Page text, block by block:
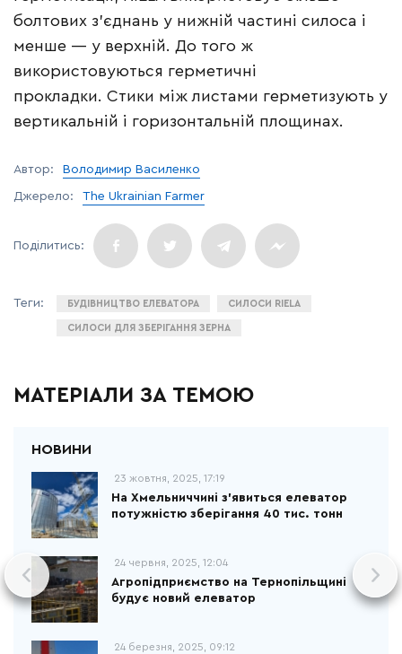
болтових з’єднань у нижній частині силоса і
менше — у верхній. До того ж
використовуються герметичні
прокладки. Стики між листами герметизують у
вертикальній і горизонтальній площинах.
Автор: Володимир Василенко
Джерело: The Ukrainian Farmer
БУДІВНИЦТВО ЕЛЕВАТОРА СИЛОСИ RIELA
СИЛОСИ ДЛЯ ЗБЕРІГАННЯ ЗЕРНА
МАТЕРІАЛИ ЗА ТЕМОЮ
23 жовтня, 2025, 17:19
На Хмельниччині з’явиться елеватор
потужністю зберігання 40 тис. тонн
24 червня, 2025, 12:04
Агропідприємство на Тернопільщині
будує новий елеватор
24 березня, 2025, 09:12